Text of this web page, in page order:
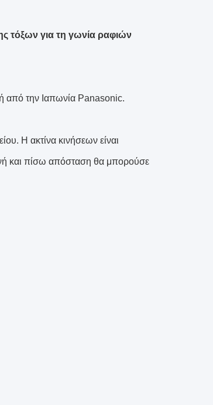
τόξων για τη γωνία ραφιών
από την Ιαπωνία Panasonic.
Η ακτίνα κινήσεων είναι
και πίσω απόσταση θα μπορούσε